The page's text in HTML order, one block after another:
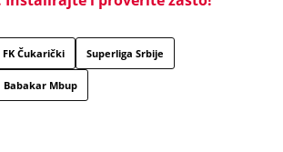
FK Čukarički Superliga Srbije
Babakar Mbup